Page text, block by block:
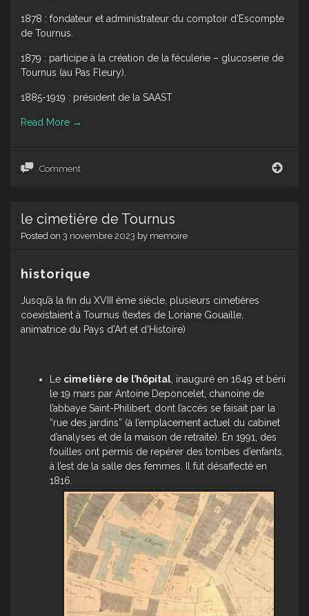
1878 : fondateur et administrateur du comptoir d’Escompte
de Tournus.
1879 : participe à la création de la féculerie – glucoserie de
Tournus (au Pas Fleury).
1885-1919 : président de la SAAST
Read More →
Comment
le cimetière de Tournus
Posted on 3 novembre 2023 by memoire
historique
Jusqu’à la fin du XVIII ème siècle, plusieurs cimetières
coexistaient à Tournus (textes de Loriane Gouaille,
animatrice du Pays d’Art et d’Histoire)
Le cimetière de l’hôpital , inauguré en 1649 et béni
le 19 mars par Antoine Deponcelet, chanoine de
l’abbaye Saint-Philibert, dont l’accès se faisait par la
“rue des jardins” (à l’emplacement actuel du cabinet
d’analyses et de la maison de retraite). En 1991, des
fouilles ont permis de repérer des tombes d’enfants,
à l’est de la salle des femmes. Il fut désaffecté en
1816.